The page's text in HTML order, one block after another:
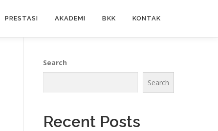
PRESTASI AKADEMI BKK KONTAK
Search
Search
Recent Posts